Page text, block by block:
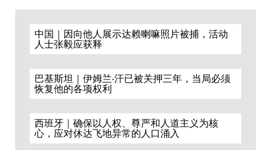
中国｜因向他人展示达赖喇嘛照片被捕，活动
人士张毅应获释
巴基斯坦｜伊姆兰·汗已被关押三年，当局必须
恢复他的各项权利
西班牙｜确保以人权、尊严和人道主义为核
心，应对休达飞地异常的人口涌入